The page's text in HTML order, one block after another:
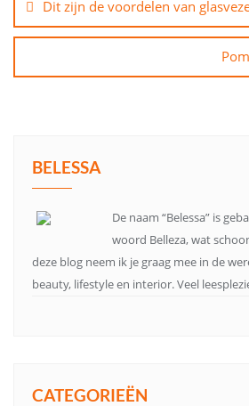
Dit zijn de voordelen van
BELESSA
De naam “Belessa” is
woord Belleza, wat
deze blog neem ik je graag mee in de
beauty, lifestyle en interior. Veel
CATEGORIEËN